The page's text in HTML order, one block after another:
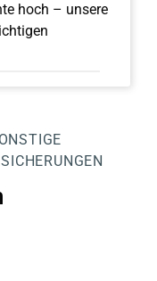
hoch – unsere